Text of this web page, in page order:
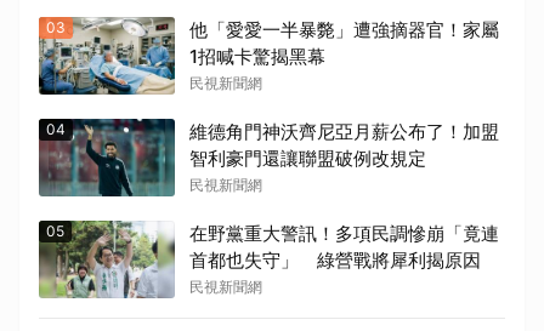
03
他「愛愛一半暴斃」遭強摘器官！家屬
1招喊卡驚揭黑幕
民視新聞網
04
維德角門神沃齊尼亞月薪公布了！加盟
智利豪門還讓聯盟破例改規定
民視新聞網
05
在野黨重大警訊！多項民調慘崩「竟連
首都也失守」 綠營戰將犀利揭原因
民視新聞網